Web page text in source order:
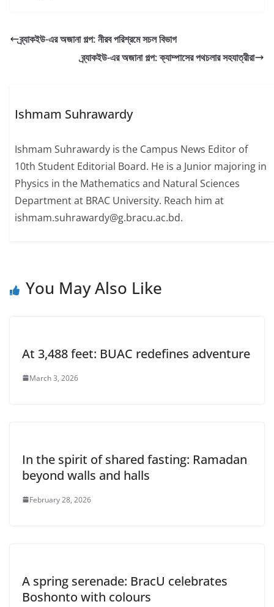
ব্র্যাকইউ-এর অজানা গল্প: নীরব পরিশ্রমে সচল বিভাগ
ব্র্যাকইউ-এর অজানা গল্প: ক্যাম্পাসের পথচলার সহযাত্রীরা
Ishmam Suhrawardy
Ishmam Suhrawardy is the Campus News Editor of
10th Student Editorial Board. He is a Junior majoring in
Physics in the Mathematics and Natural Sciences
Department at BRAC University. Reach him at
ishmam.suhrawardy@g.bracu.ac.bd.
You May Also Like
At 3,488 feet: BUAC redefines adventure
March 3, 2026
In the spirit of shared fasting: Ramadan
beyond walls and halls
February 28, 2026
A spring serenade: BracU celebrates
Boshonto with colours